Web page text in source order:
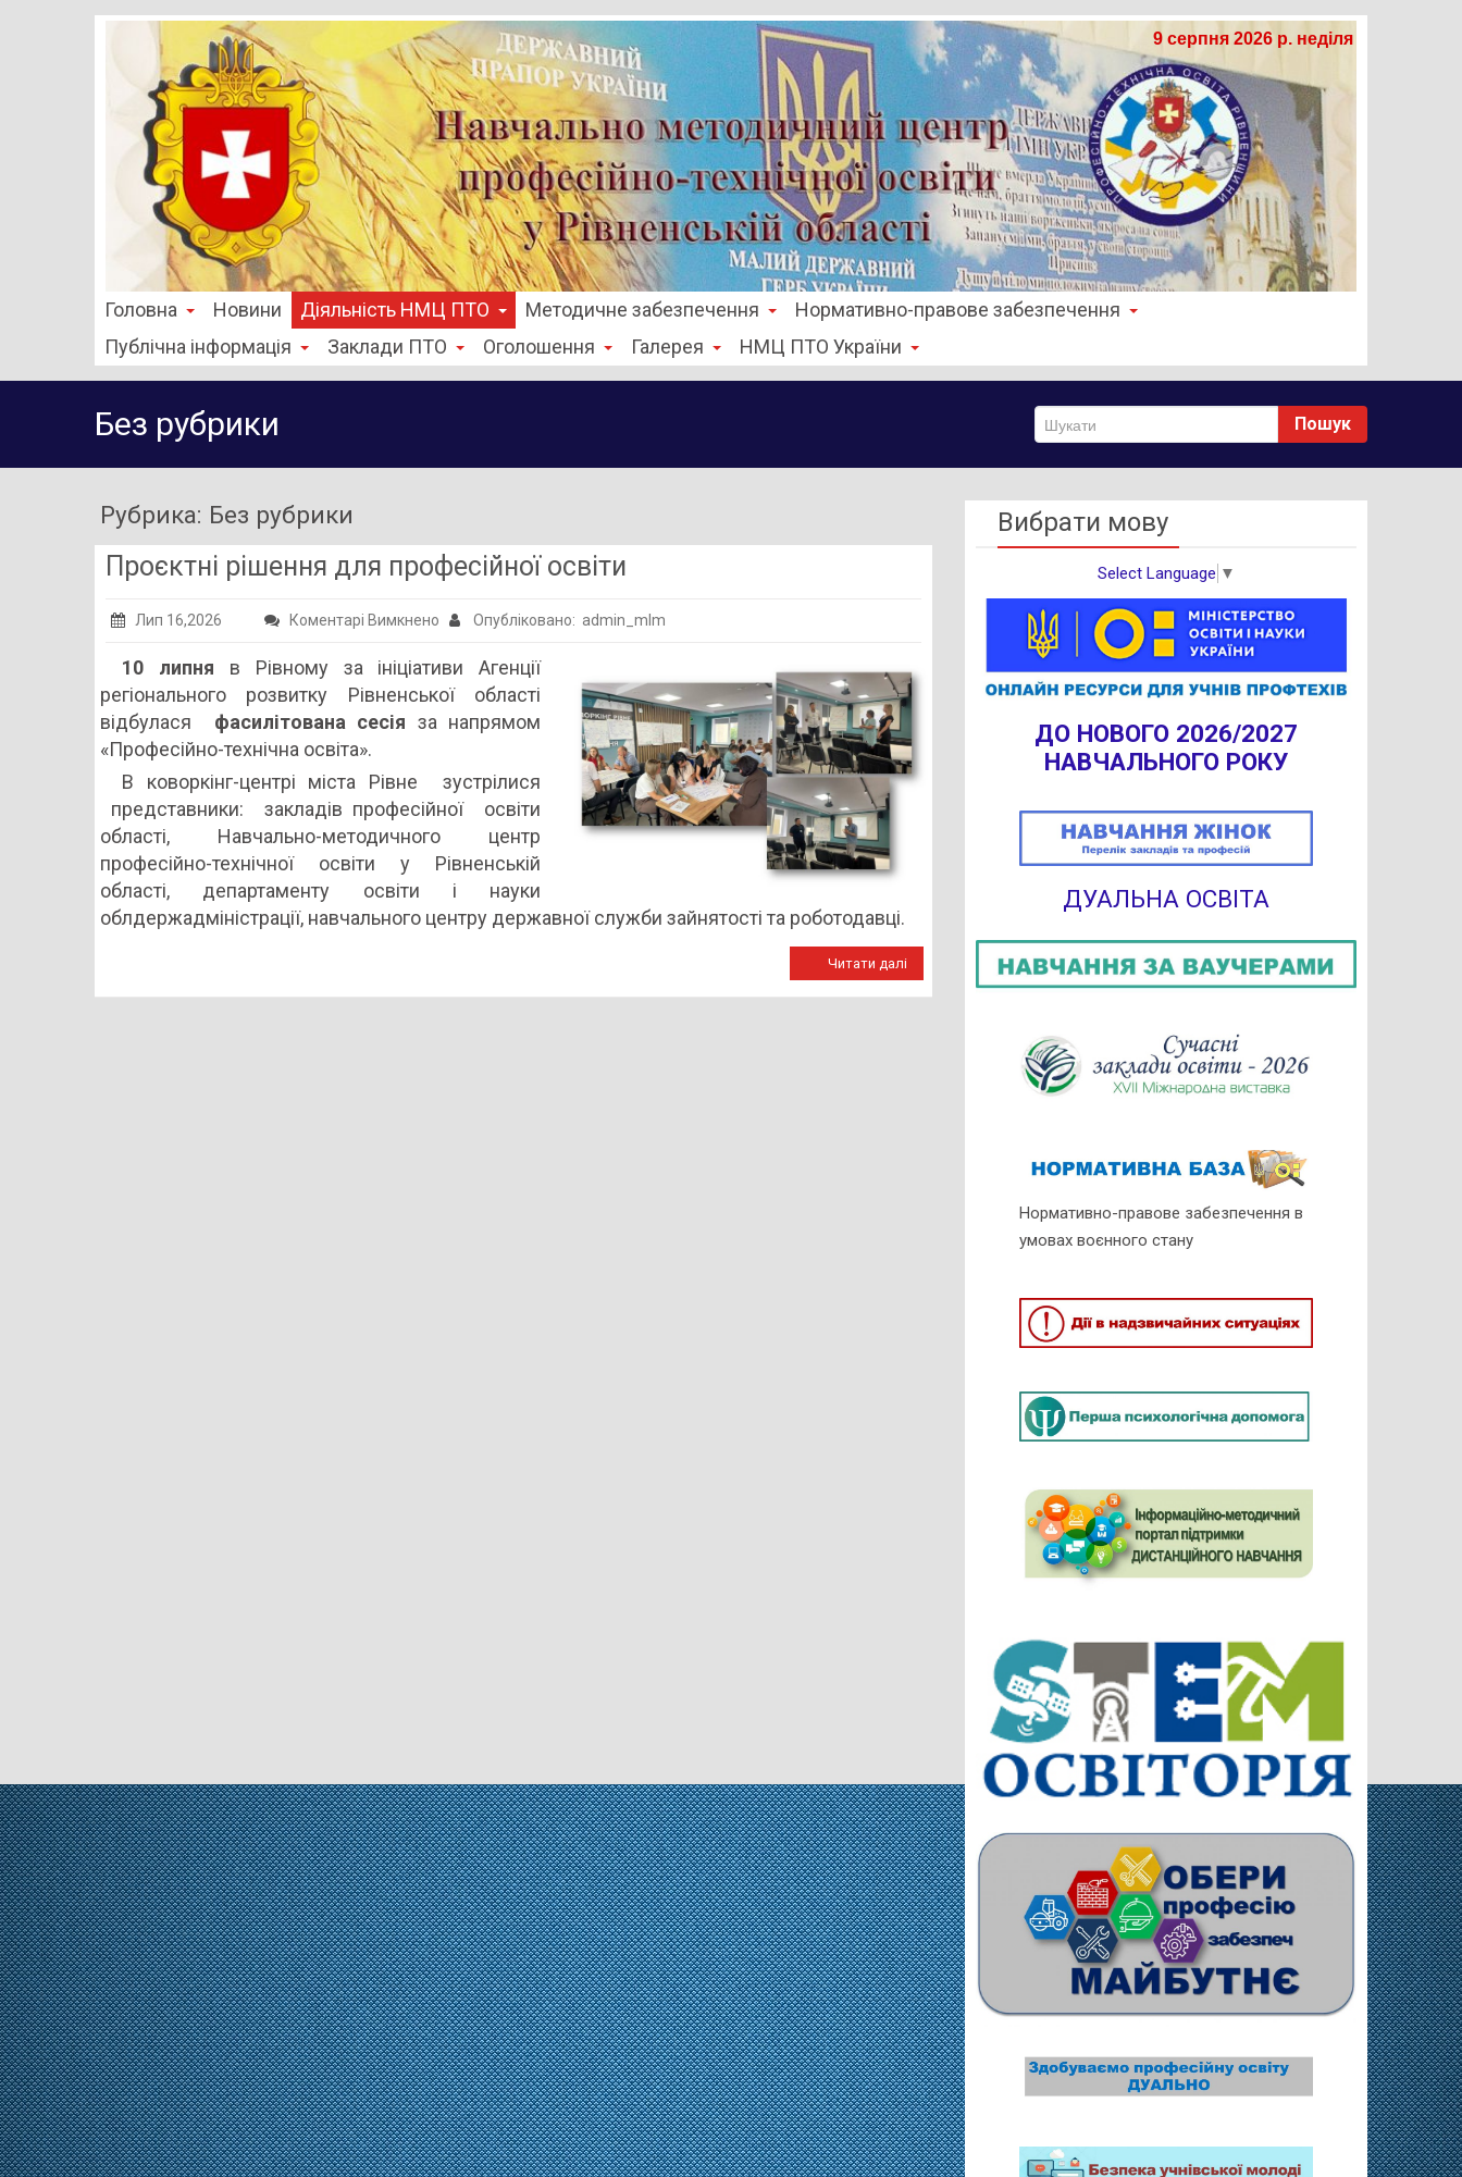
9 серпня 2026 р. неділя
Головна Новини Діяльність НМЦ ПТО Методичне забезпечення
Нормативно-правове забезпечення
Публічна інформація
Заклади ПТО Оголошення Галерея НМЦ ПТО України
Без рубрики Пошук
Рубрика: Без рубрики
Проєктні рішення для професійної освіти
Лип 16,2026 Коментарі Вимкнено до
рішення
для
професійної
Опубліковано: admin_mlm
10 липня в Рівному за ініціативи Агенції
регіонального розвитку Рівненської області
відбулася фасилітована сесія за напрямом
«Професійно-технічна освіта».
В коворкінг-центрі міста Рівне зустрілися
представники: закладів професійної освіти
області, Навчально-методичного центр
професійно-технічної освіти у Рівненській
області, департаменту освіти і науки
облдержадміністрації, навчального центру державної служби зайнятості та роботодавці.
Читати далі
Вибрати мову
Select Language ▼
ДО НОВОГО 2026/2027
НАВЧАЛЬНОГО РОКУ
ДУАЛЬНА ОСВІТА
Нормативно-правове забезпечення в
умовах воєнного стану